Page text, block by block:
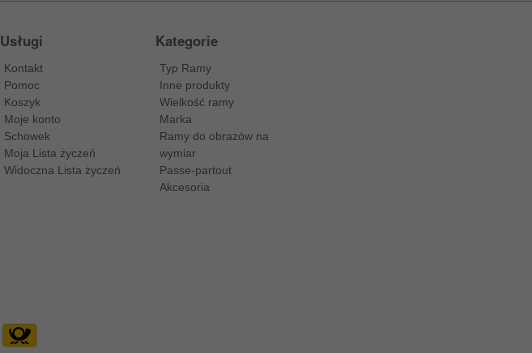
Usługi
Kontakt
Pomoc
Koszyk
Moje konto
Schowek
Moja Lista życzeń
Widoczna Lista życzeń
Kategorie
Typ Ramy
Inne produkty
Wielkość ramy
Marka
Ramy do obrazów na
wymiar
Passe-partout
Akcesoria